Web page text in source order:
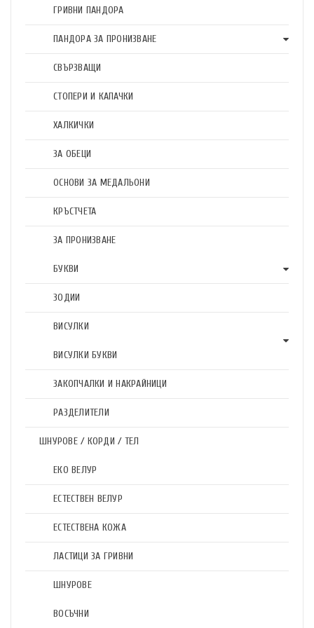
ГРИВНИ ПАНДОРА
ПАНДОРА ЗА ПРОНИЗВАНЕ
СВЪРЗВАЩИ
СТОПЕРИ И КАПАЧКИ
ХАЛКИЧКИ
ЗА ОБЕЦИ
ОСНОВИ ЗА МЕДАЛЬОНИ
КРЪСТЧЕТА
ЗА ПРОНИЗВАНЕ
БУКВИ
ЗОДИИ
ВИСУЛКИ
ВИСУЛКИ БУКВИ
ЗАКОПЧАЛКИ И НАКРАЙНИЦИ
РАЗДЕЛИТЕЛИ
ШНУРОВЕ / КОРДИ / ТЕЛ
ЕКО ВЕЛУР
ЕСТЕСТВЕН ВЕЛУР
ЕСТЕСТВЕНА КОЖА
ЛАСТИЦИ ЗА ГРИВНИ
ШНУРОВЕ
ВОСЪЧНИ